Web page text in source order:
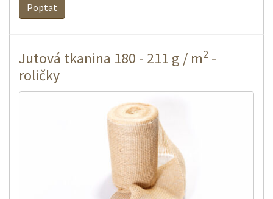
Poptat
Jutová tkanina 180 - 211 g / m2 -
roličky